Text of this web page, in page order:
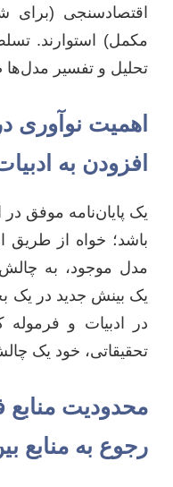
اقتصادسنجی (برای
مکمل) استوارند.
تحلیل و تفسیر
اهمیت نوآوری
افزودن به
یک پایان‌نامه موفق در
باشد؛ خواه از طریق
مدل موجود، به
یک بینش جدید در یک
در ادبیات و
تحقیقاتی، خود یک
محدودیت
رجوع به منابع